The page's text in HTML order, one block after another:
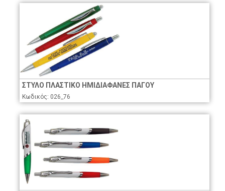
ΣΤΥΛΟ ΠΛΑΣΤΙΚΟ ΗΜΙΔΙΑΦΑΝΕΣ ΠΑΓΟΥ
Κωδικός: 026_76